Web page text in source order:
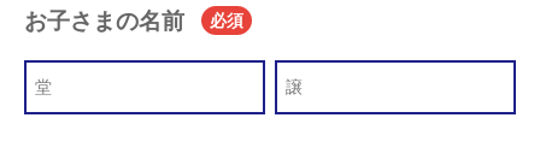
お子さまの名前 必須